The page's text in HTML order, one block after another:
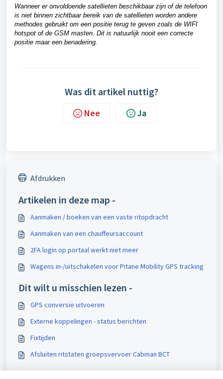
Wanneer er onvoldoende satellieten beschikbaar zijn of de telefoon
is niet binnen zichtbaar bereik van de satellieten worden andere
methodes gebruikt om een positie terug te geven zoals de WIFI
hotspot of de GSM masten. Dit is natuurlijk nooit een correcte
positie maar een benadering.
Was dit artikel nuttig?
Nee Ja
Afdrukken
Artikelen in deze map -
Aanmaken / boeken van een vaste ritopdracht
Aanmaken van een chauffeursaccount
2FA login op portaal werkt niet meer
Wagens in-/uitschakelen voor Pitane Mobility GPS tracking
Dit wilt u misschien lezen -
GPS conversie uitvoeren
Externe koppelingen - status berichten
Fixtijden
Afsluiten ritstaten groepsvervoer Cabman BCT